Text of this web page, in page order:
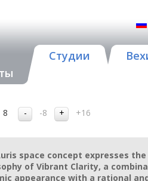
Студии
8 -8 +16
space concept expresses
of Vibrant Clarity, a
appearance with a rational